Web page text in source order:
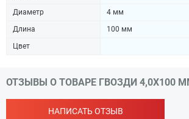
Диаметр
4 мм
Длина
100 мм
Цвет
ОТЗЫВЫ О ТОВАРЕ ГВОЗДИ 4,0Х100
НАПИСАТЬ ОТЗЫВ